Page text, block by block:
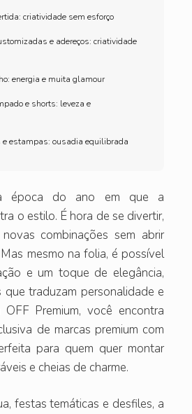
criatividade sem esforço
e adereços: criatividade
energia e muita glamour
e shorts: leveza e
e estampas: ousadia equilibrada
época do ano em que a
o estilo. É hora de se divertir,
combinações sem abrir
mesmo na folia, é possível
e um toque de elegância,
que traduzam personalidade e
OFF Premium, você encontra
de marcas premium com
para quem quer montar
e cheias de charme.
festas temáticas e desfiles, a